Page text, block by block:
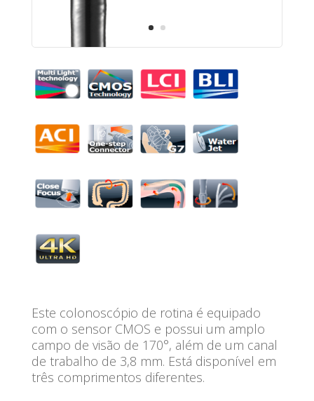
Este colonoscópio de rotina é equipado
com o sensor CMOS e possui um amplo
campo de visão de 170°, além de um canal
de trabalho de 3,8 mm. Está disponível em
três comprimentos diferentes.